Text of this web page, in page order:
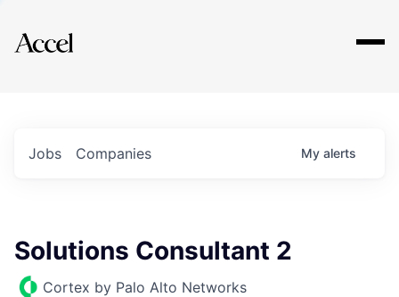
Explore
Jobs Companies My alerts
Solutions Consultant 2
Cortex by Palo Alto Networks